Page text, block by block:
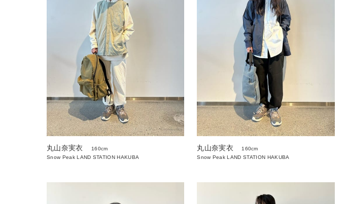
丸山奈実衣
160cm
Snow Peak LAND STATION HAKUBA
丸山奈実衣
160cm
Snow Peak LAND STATION HAKUBA